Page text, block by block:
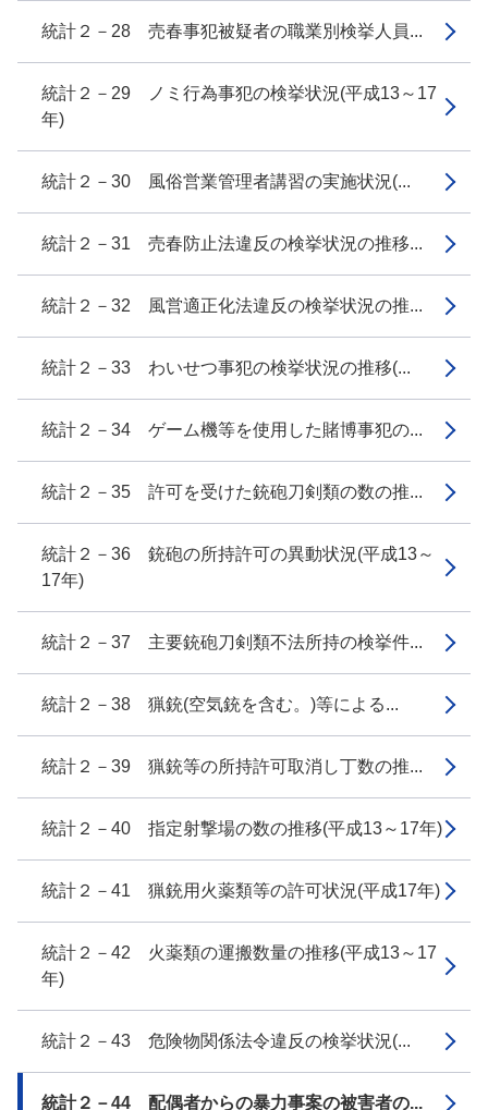
統計２－28 売春事犯被疑者の職業別検挙人員...
統計２－29 ノミ行為事犯の検挙状況(平成13～17
年)
統計２－30 風俗営業管理者講習の実施状況(...
統計２－31 売春防止法違反の検挙状況の推移...
統計２－32 風営適正化法違反の検挙状況の推...
統計２－33 わいせつ事犯の検挙状況の推移(...
統計２－34 ゲーム機等を使用した賭博事犯の...
統計２－35 許可を受けた銃砲刀剣類の数の推...
統計２－36 銃砲の所持許可の異動状況(平成13～
17年)
統計２－37 主要銃砲刀剣類不法所持の検挙件...
統計２－38 猟銃(空気銃を含む。)等による...
統計２－39 猟銃等の所持許可取消し丁数の推...
統計２－40 指定射撃場の数の推移(平成13～17年)
統計２－41 猟銃用火薬類等の許可状況(平成17年)
統計２－42 火薬類の運搬数量の推移(平成13～17
年)
統計２－43 危険物関係法令違反の検挙状況(...
統計２－44 配偶者からの暴力事案の被害者の...